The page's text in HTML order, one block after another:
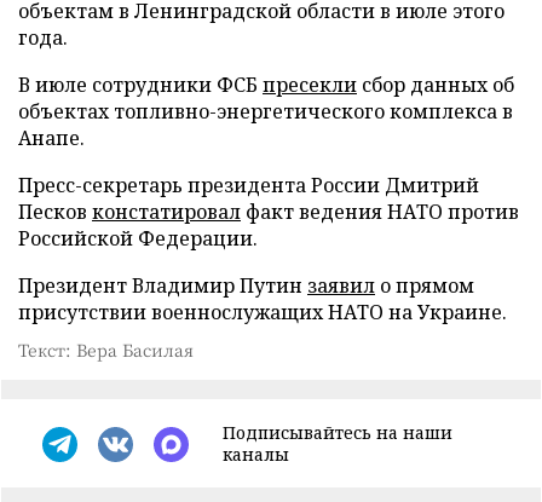
объектам в Ленинградской области в июле этого
года.
В июле сотрудники ФСБ пресекли сбор данных об
объектах топливно-энергетического комплекса в
Анапе.
Пресс-секретарь президента России Дмитрий
Песков констатировал факт ведения НАТО против
Российской Федерации.
Президент Владимир Путин заявил о прямом
присутствии военнослужащих НАТО на Украине.
Текст: Вера Басилая
Подписывайтесь на наши
каналы